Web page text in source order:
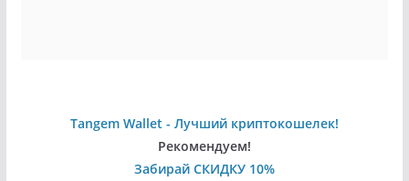
Tangem Wallet - Лучший криптокошелек!
Рекомендуем!
Забирай СКИДКУ 10%